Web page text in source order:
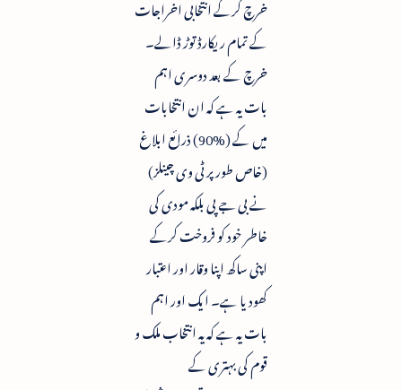
خرچ کرکے انتخابی اخراجات
کے تمام ریکارڈ توڑ ڈالے۔
خرچ کے بعد دوسری اہم
بات یہ ہے کہ ان انتخابات
میں کے (%90) ذرائع ابلاغ
(خاص طور پر ٹی وی چینلز)
نے بی جے پی بلکہ مودی کی
خاطر خود کو فروخت کرکے
اپنی ساکھ اپنا وقار اور اعتبار
کھودیا ہے۔ ایک اور اہم
بات یہ ہے کہ یہ انتخاب ملک و
قوم کی بہتری کے